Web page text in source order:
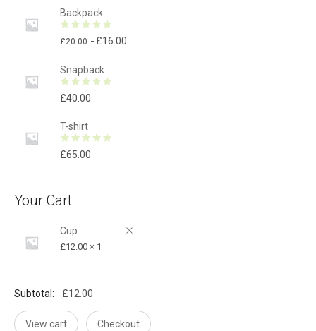
Backpack
£20.00 £16.00
Snapback
£40.00
T-shirt
£65.00
Your Cart
Cup
1 ×
£12.00
Subtotal: £12.00
View cart Checkout